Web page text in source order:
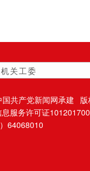
关工委
共产党新闻网承建 版
服务许可证
64068010